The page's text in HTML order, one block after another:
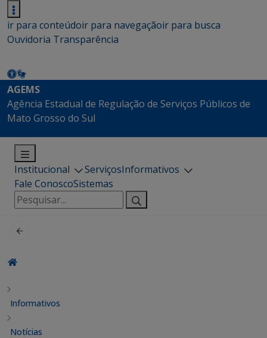
ir para conteúdoir para navegaçãoir para busca
Ouvidoria Transparência
AGEMS
Agência Estadual de Regulação de Serviços Públicos de
Mato Grosso do Sul
Institucional ServiçosInformativos
Fale ConoscoSistemas
Pesquisar
por:
Informativos
Notícias